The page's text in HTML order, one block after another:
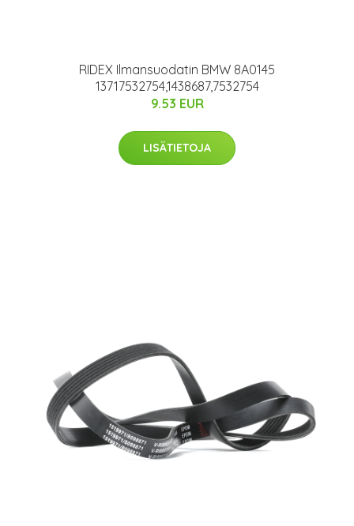
RIDEX Ilmansuodatin BMW 8A0145
13717532754,1438687,7532754
9.53 EUR
LISÄTIETOJA